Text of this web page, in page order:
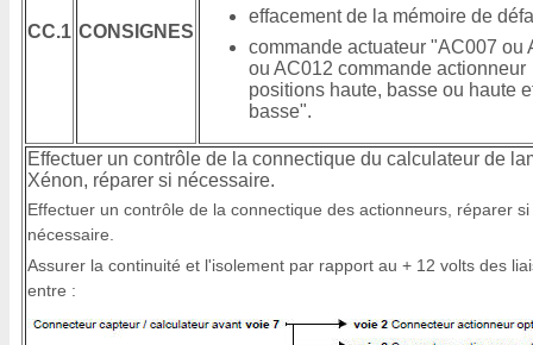
CC.1 CONSIGNES
effacement de la mémoire de
commande actuateur "AC007 ou
ou AC012 commande actionneur
positions haute, basse ou haute
basse".
Effectuer un contrôle de la connectique du calculateur de
Xénon, réparer si nécessaire.
Effectuer un contrôle de la connectique des actionneurs, réparer si
nécessaire.
Assurer la continuité et l'isolement par rapport au + 12 volts des
entre :